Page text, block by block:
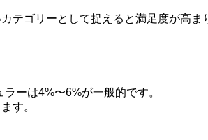
テゴリーとして捉えると満足度が高ま
ーは4%〜6%が一般的です。
す。